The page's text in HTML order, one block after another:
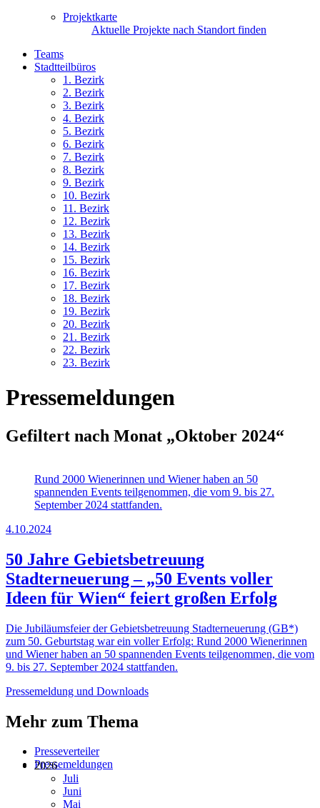
Projektkarte
Aktuelle Projekte nach Standort finden
Teams
Stadtteilbüros
1. Bezirk
2. Bezirk
3. Bezirk
4. Bezirk
5. Bezirk
6. Bezirk
7. Bezirk
8. Bezirk
9. Bezirk
10. Bezirk
11. Bezirk
12. Bezirk
13. Bezirk
14. Bezirk
15. Bezirk
16. Bezirk
17. Bezirk
18. Bezirk
19. Bezirk
20. Bezirk
21. Bezirk
22. Bezirk
23. Bezirk
Pressemeldungen
Gefiltert nach Monat „Oktober 2024“
Rund 2000 Wienerinnen und Wiener haben an 50
spannenden Events teilgenommen, die vom 9. bis 27.
September 2024 stattfanden.
4.10.2024
50 Jahre Gebietsbetreuung
Stadterneuerung – „50 Events voller
Ideen für Wien“ feiert großen Erfolg
Die Jubiläumsfeier der Gebietsbetreuung Stadterneuerung (GB*)
zum 50. Geburtstag war ein voller Erfolg: Rund 2000 Wienerinnen
und Wiener haben an 50 spannenden Events teilgenommen, die vom
9. bis 27. September 2024 stattfanden.
Pressemeldung und Downloads
Mehr zum Thema
Presseverteiler
Pressemeldungen
2026
Juli
Juni
Mai